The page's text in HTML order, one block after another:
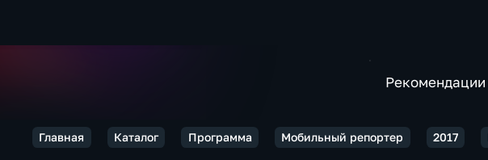
Рекомендации
Главная Каталог Программа Мобильный репортер 2017